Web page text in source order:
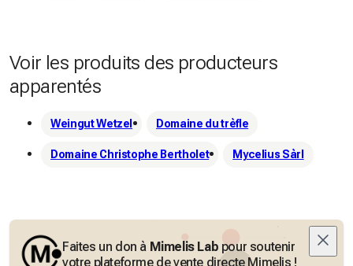
Voir les produits des producteurs
apparentés
Weingut Wetzel Domaine du trèfle
Domaine Christophe Bertholet Mycelius Sàrl
Faites un don à Mimelis Lab pour soutenir
votre plateforme de vente directe Mimelis !